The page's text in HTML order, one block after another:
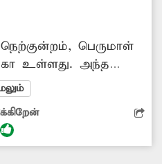
பெருமாள்
உள்ளது. அந்த
அந்த
ஆங்காங்கே